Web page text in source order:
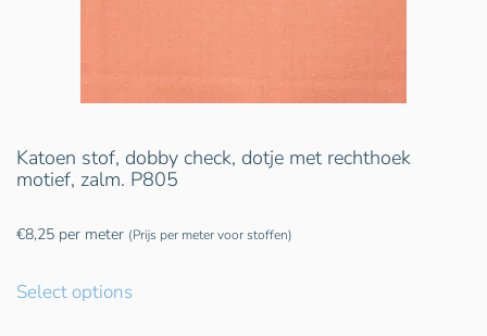
Katoen stof, dobby check, dotje met rechthoek
motief, zalm. P805
€8,25 per meter (Prijs per meter voor stoffen)
Select options